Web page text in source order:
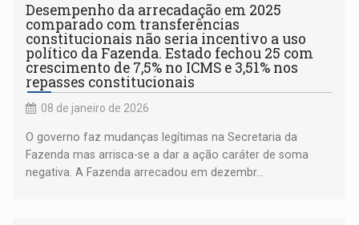
Desempenho da arrecadação em 2025
comparado com transferências
constitucionais não seria incentivo a uso
político da Fazenda. Estado fechou 25 com
crescimento de 7,5% no ICMS e 3,51% nos
repasses constitucionais
08 de janeiro de 2026
O governo faz mudanças legítimas na Secretaria da
Fazenda mas arrisca-se a dar a ação caráter de soma
negativa. A Fazenda arrecadou em dezembr...